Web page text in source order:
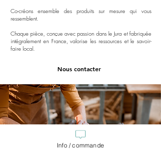
Co-créons ensemble des produits sur mesure qui vous
ressemblent.
Chaque pièce, conçue avec passion dans le Jura et fabriquée
intégralement en France, valorise les ressources et le savoir-
faire local.
Nous contacter
Info / commande